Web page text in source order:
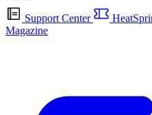
Support Center
Magazine